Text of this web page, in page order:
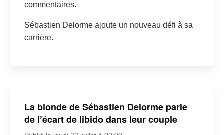
commentaires.
Sébastien Delorme ajoute un nouveau défi à sa
carrière.
La blonde de Sébastien Delorme parle
de l’écart de libido dans leur couple